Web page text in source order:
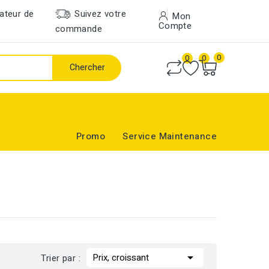
de
Suivez votre
commande
Mon
Compte
Chercher
0 0 0
Promo Service Maintenance
Trier par : Prix, croissant 